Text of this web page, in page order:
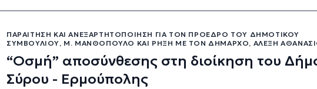
ΠΑΡΑΊΤΗΣΗ ΚΑΙ ΑΝΕΞΑΡΤΗΤΟΠΟΊΗΣΗ ΓΙΑ ΤΟΝ ΠΡΌΕΔΡΟ ΤΟΥ ΔΗΜΟΤΙΚΟΎ
ΣΥΜΒΟΥΛΊΟΥ, Μ. ΜΑΝΘΌΠΟΥΛΟ ΚΑΙ ΡΉΞΗ ΜΕ ΤΟΝ ΔΉΜΑΡΧΟ, ΑΛΈΞΗ
“Οσμή” αποσύνθεσης στη διοίκηση του
Σύρου - Ερμούπολης